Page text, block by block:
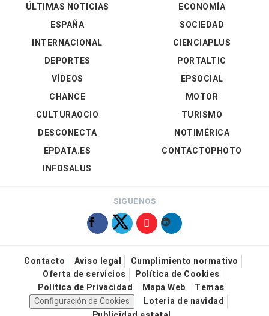
ÚLTIMAS NOTICIAS
ESPAÑA
INTERNACIONAL
DEPORTES
VÍDEOS
ECONOMÍA
SOCIEDAD
CIENCIAPLUS
PORTALTIC
EPSOCIAL
CHANCE
CULTURAOCIO
DESCONECTA
EPDATA.ES
INFOSALUS
MOTOR
TURISMO
NOTIMÉRICA
CONTACTOPHOTO
SÍGUENOS
Contacto Aviso legal
Cumplimiento normativo
Oferta de servicios
Política de Cookies
Política de Privacidad
Mapa Web
Temas
Configuración de Cookies
Loteria de navidad